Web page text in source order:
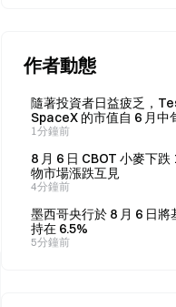
作者動態
隨著投資者日益疲乏，
SpaceX 的市值自 6 月中
1.4 兆美元。
1分鐘前
8 月 6 日 CBOT 小麥下跌
物市場漲跌互見
4分鐘前
墨西哥央行於 8 月 6 日將
持在 6.5%
5分鐘前